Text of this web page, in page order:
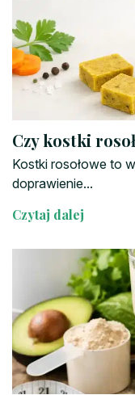
Czy kostki
Kostki rosołowe to
doprawienie...
Czytaj dalej